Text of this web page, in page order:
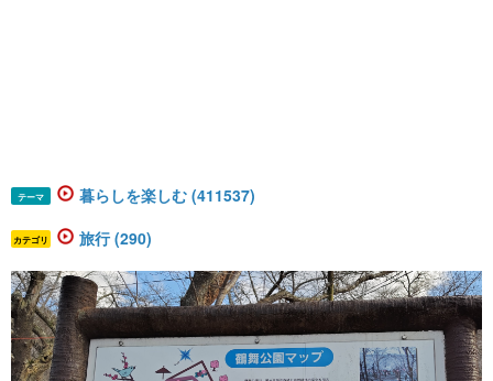
テーマ 暮らしを楽しむ (411537)
カテゴリ 旅行 (290)